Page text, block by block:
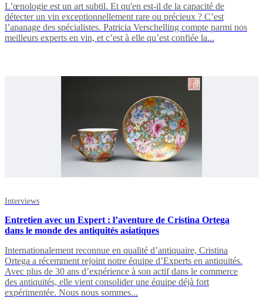
L’œnologie est un art subtil. Et qu'en est-il de la capacité de
détecter un vin exceptionnellement rare ou précieux ? C’est
l’apanage des spécialistes. Patricia Verschelling compte parmi nos
meilleurs experts en vin, et c’est à elle qu’est confiée la...
Interviews
Entretien avec un Expert : l’aventure de Cristina Ortega
dans le monde des antiquités asiatiques
Internationalement reconnue en qualité d’antiquaire, Cristina
Ortega a récemment rejoint notre équipe d’Experts en antiquités.
Avec plus de 30 ans d’expérience à son actif dans le commerce
des antiquités, elle vient consolider une équipe déjà fort
expérimentée. Nous nous sommes...